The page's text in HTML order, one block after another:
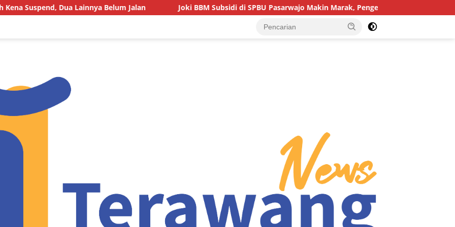
Lainnya Belum Jalan Joki BBM Subsidi di SPBU Pasarwajo Makin Marak, Pengendara: “Polres Buton Dimana, Masa